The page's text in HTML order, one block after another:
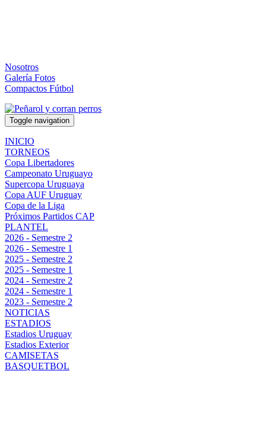
Nosotros
Galería Fotos
Compactos Fútbol
Toggle navigation
INICIO
TORNEOS
Copa Libertadores
Campeonato Uruguayo
Supercopa Uruguaya
Copa AUF Uruguay
Copa de la Liga
Próximos Partidos CAP
PLANTEL
2026 - Semestre 2
2026 - Semestre 1
2025 - Semestre 2
2025 - Semestre 1
2024 - Semestre 2
2024 - Semestre 1
2023 - Semestre 2
NOTICIAS
ESTADIOS
Estadios Uruguay
Estadios Exterior
CAMISETAS
BASQUETBOL